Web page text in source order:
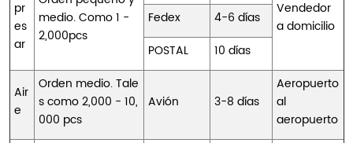
pr
es
ar
medio. Como 1 -
2,000pcs
Vendedor
a domicilio
Fedex
4-6 días
POSTAL
10 días
Air
e
Orden medio. Tale
s como 2,000 - 10,
000 pcs
Avión 3-8 días
Aeropuerto
al
aeropuerto